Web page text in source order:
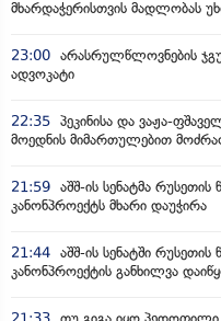
მხარდაჭერისთვის მადლობას
23:00 არასრულწლოვნების
ადვოკატი
22:35 პეკინისა და ვაჟა-
მოედნის მიმართულებით
21:59 აშშ-ის სენატმა რუსეთის
კანონპროექტს მხარი დაუჭირა
21:44 აშშ-ის სენატში რუსეთის
კანონპროექტის განხილვა